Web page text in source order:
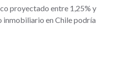
proyectado entre 1,25% y
inmobiliario en Chile podría